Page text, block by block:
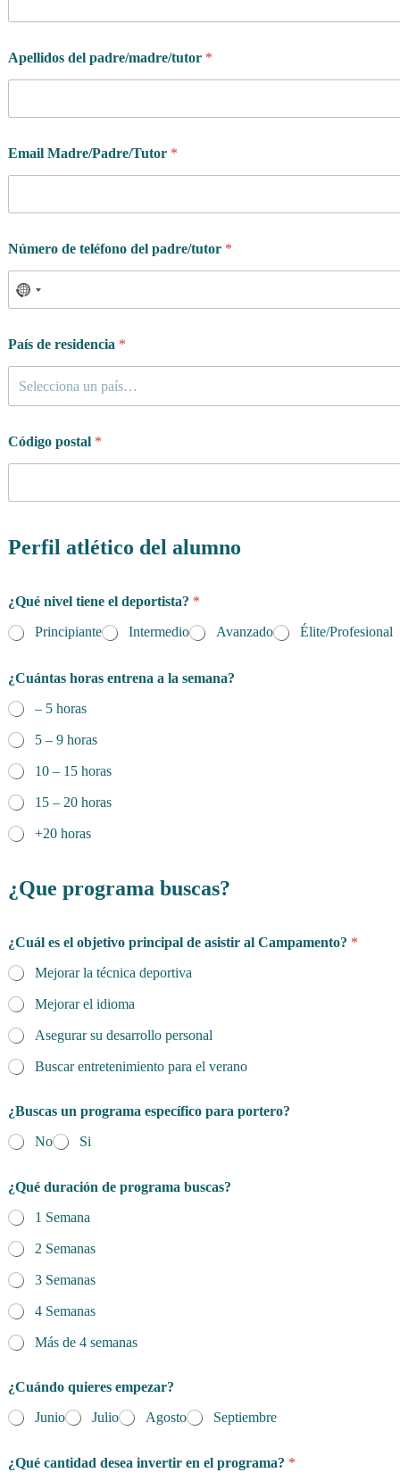
Apellidos del padre/madre/tutor *
Email Madre/Padre/Tutor *
Número de teléfono del padre/tutor *
País de residencia *
Selecciona un país…
Código postal *
Perfil atlético del alumno
¿Qué nivel tiene el deportista? *
Principiante
Intermedio Avanzado Élite/Profesional
l
e
s
p
e
c
f
c
¿Cuántas horas entrena a la semana?
– 5 horas
5 – 9 horas
10 – 15 horas
15 – 20 horas
+20 horas
¿Que programa buscas?
¿Cuál es el objetivo principal de asistir al Campamento? *
Mejorar la técnica deportiva
Mejorar el idioma
Asegurar su desarrollo personal
Buscar entretenimiento para el verano
¿Buscas un programa específico para portero?
No
Si
¿Qué duración de programa buscas?
1 Semana
2 Semanas
3 Semanas
4 Semanas
Más de 4 semanas
¿Cuándo quieres empezar?
Junio
Julio Agosto Septiembre
¿Qué cantidad desea invertir en el programa? *